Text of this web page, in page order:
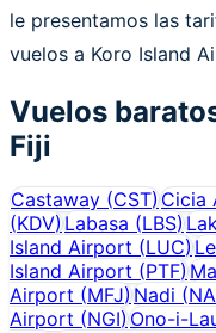
le presentamos las
vuelos a Koro Island
Vuelos
Fiji
Castaway (CST)Cicia
(KDV)Labasa (LBS)
Island Airport (LUC)
Island Airport (PTF)
Airport (MFJ)Nadi (
Airport (NGI)Ono-i-